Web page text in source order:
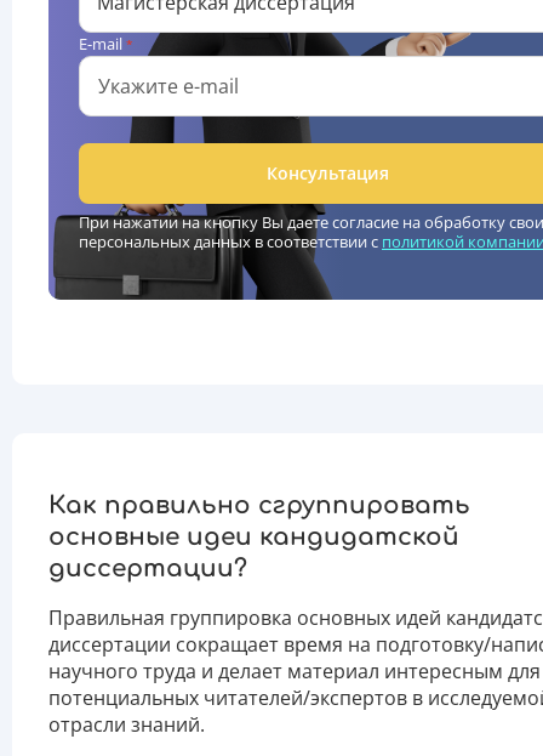
E-mail *
Консультация
При нажатии на кнопку Вы даете согласие на обработку
персональных данных в соответствии с политикой
Как правильно сгруппировать
основные идеи кандидатской
диссертации?
Правильная группировка основных идей
диссертации сокращает время на подготовку/
научного труда и делает материал интересным для
потенциальных читателей/экспертов в
отрасли знаний.